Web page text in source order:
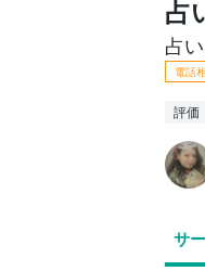
占
占
電話
評価
サ